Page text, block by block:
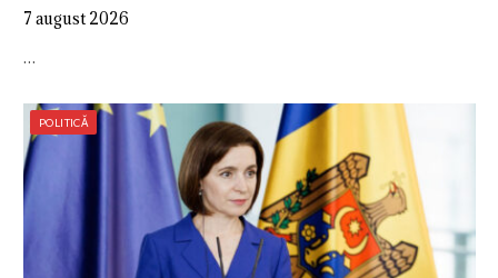
7 august 2026
…
POLITICĂ